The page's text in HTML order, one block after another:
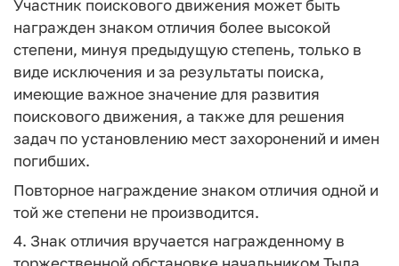
Участник поискового движения может быть
награжден знаком отличия более высокой
степени, минуя предыдущую степень, только в
виде исключения и за результаты поиска,
имеющие важное значение для развития
поискового движения, а также для решения
задач по установлению мест захоронений и имен
погибших.
Повторное награждение знаком отличия одной и
той же степени не производится.
4. Знак отличия вручается награжденному в